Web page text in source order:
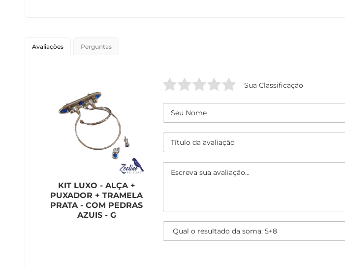
Avaliações Perguntas
KIT LUXO - ALÇA +
PUXADOR + TRAMELA
PRATA - COM PEDRAS
AZUIS - G
Sua Classificação